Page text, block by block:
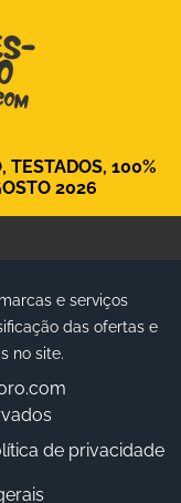
TESTADOS, 100%
2026
e serviços
das ofertas e
no site.
de privacidade